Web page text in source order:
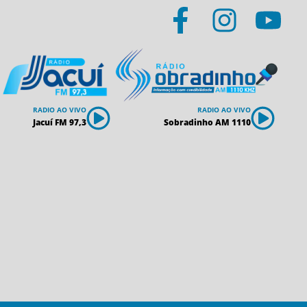
RADIO AO VIVO
Jacuí FM 97,3
RADIO AO VIVO
Sobradinho AM 1110